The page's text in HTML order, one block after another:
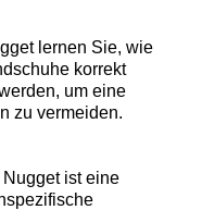
lernen Sie, wie
korrekt
um eine
zu vermeiden.
ist eine